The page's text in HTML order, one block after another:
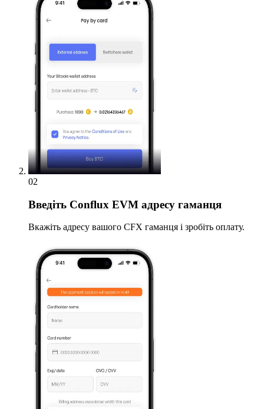
02
Введіть Conflux EVM адресу гаманця
Вкажіть адресу вашого CFX гаманця і зробіть оплату.